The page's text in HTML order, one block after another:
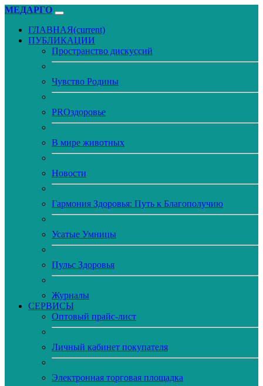
МЕДАРГО
ГЛАВНАЯ(current)
ПУБЛИКАЦИИ
Пространство дискуссий
Чувство Родины
PROздоровье
В мире животных
Новости
Гармония Здоровья: Путь к Благополучию
Усатые Умницы
Пульс Здоровья
Журналы
CЕРВИСЫ
Оптовый прайс-лист
Личный кабинет покупателя
Электронная торговая площадка